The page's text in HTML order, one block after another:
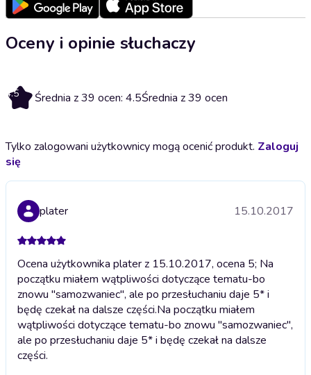
Oceny i opinie słuchaczy
4.5 Średnia z 39 ocen: 4.5Średnia z 39 ocen
Tylko zalogowani użytkownicy mogą ocenić produkt. Zaloguj
się
plater 15.10.2017
Ocena użytkownika plater z 15.10.2017, ocena 5; Na
początku miałem wątpliwości dotyczące tematu-bo
znowu "samozwaniec", ale po przesłuchaniu daje 5* i
będę czekał na dalsze części.Na początku miałem
wątpliwości dotyczące tematu-bo znowu "samozwaniec",
ale po przesłuchaniu daje 5* i będę czekał na dalsze
części.